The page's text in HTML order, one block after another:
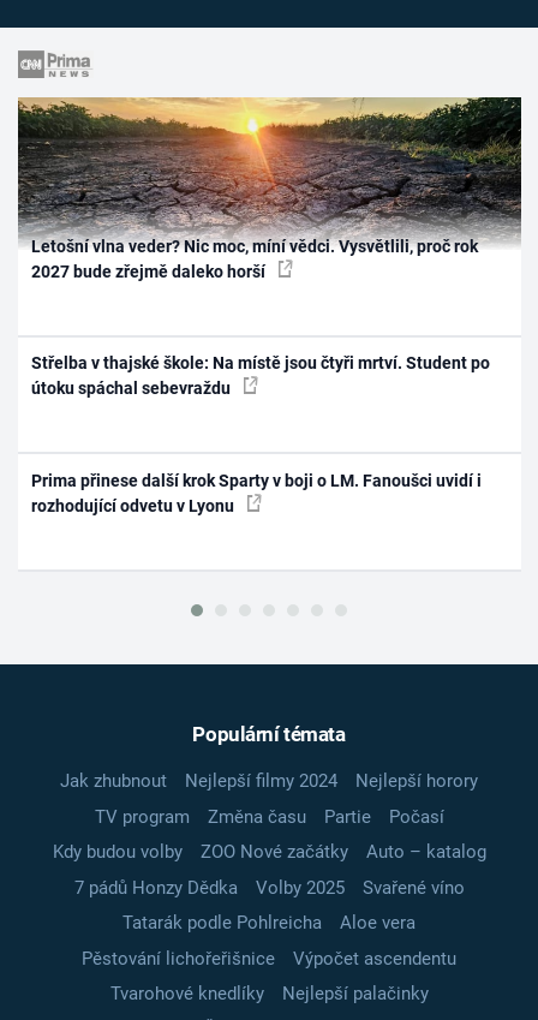
Letošní vlna veder? Nic moc, míní vědci. Vysvětlili, proč rok
2027 bude zřejmě daleko horší
Střelba v thajské škole: Na místě jsou čtyři mrtví. Student po
útoku spáchal sebevraždu
Prima přinese další krok Sparty v boji o LM. Fanoušci uvidí i
rozhodující odvetu v Lyonu
Populární témata
Jak zhubnout Nejlepší filmy 2024
Nejlepší horory
TV program
Změna času Partie
Počasí
Kdy budou volby
ZOO Nové začátky
Auto – katalog
7 pádů Honzy Dědka
Volby 2025
Svařené víno
Tatarák podle Pohlreicha
Aloe vera
Pěstování lichořeřišnice
Výpočet ascendentu
Tvarohové knedlíky
Nejlepší palačinky